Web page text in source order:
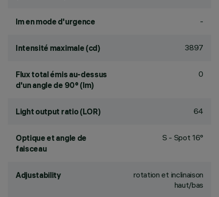
lm en mode d'urgence -
Intensité maximale (cd) 3897
Flux total émis au-dessus
d'un angle de 90° (lm)
0
Light output ratio (LOR) 64
Optique et angle de
faisceau
S - Spot 16°
Adjustability
rotation et inclinaison
haut/bas